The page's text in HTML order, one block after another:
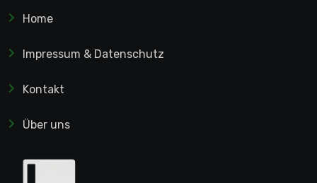
Home
Impressum & Datenschutz
Kontakt
Über uns